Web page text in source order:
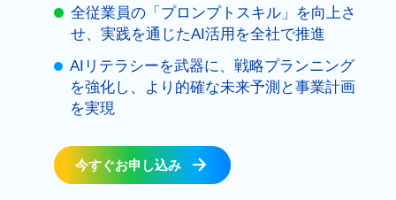
全従業員の「プロンプトスキル」を向上さ
せ、実践を通じたAI活用を全社で推進
AIリテラシーを武器に、戦略プランニング
を強化し、より的確な未来予測と事業計画
を実現
今すぐお申し込み